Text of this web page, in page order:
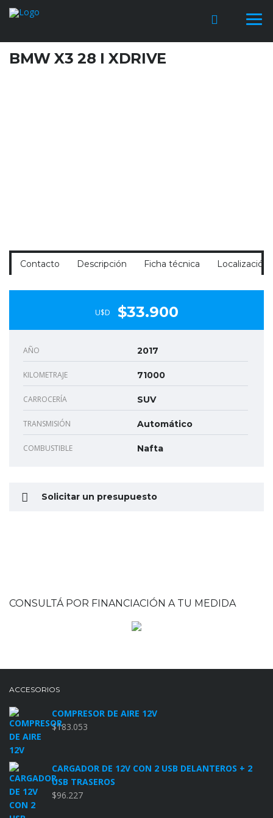
BMW X3 28 I XDRIVE
Contacto Descripción Ficha técnica Localización
U$D $33.900
AÑO 2017
KILOMETRAJE 71000
CARROCERÍA SUV
TRANSMISIÓN Automático
COMBUSTIBLE Nafta
Solicitar un presupuesto
CONSULTÁ POR FINANCIACIÓN A TU MEDIDA
ACCESORIOS
COMPRESOR DE AIRE 12V
$183.053
CARGADOR DE 12V CON 2 USB DELANTEROS + 2
USB TRASEROS
$96.227